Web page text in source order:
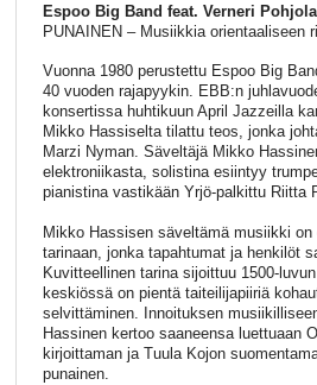
Espoo Big Band feat. Verneri Pohjola
PUNAINEN – Musiikkia orientaaliseen
Vuonna 1980 perustettu Espoo Big
40 vuoden rajapyykin. EBB:n
konsertissa huhtikuun April Jazzeilla
Mikko Hassiselta tilattu teos, jonka
Marzi Nyman. Säveltäjä Mikko
elektroniikasta, solistina esiintyy
pianistina vastikään Yrjö-palkittu Riitta
Mikko Hassisen säveltämä musiikki on
tarinaan, jonka tapahtumat ja henkilöt
Kuvitteellinen tarina sijoittuu 1500-
keskiössä on pientä taiteilijapiiriä
selvittäminen. Innoituksen
Hassinen kertoo saaneensa luettuaan
kirjoittaman ja Tuula Kojon
punainen.